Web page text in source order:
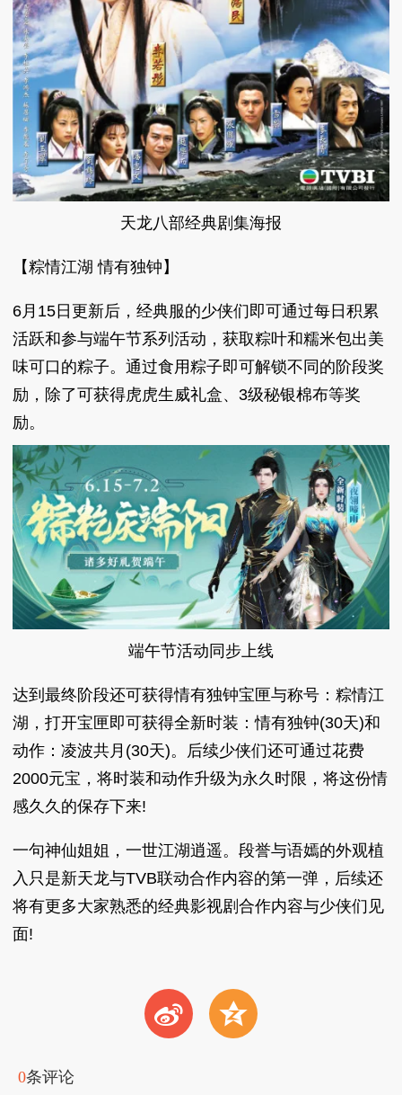
天龙八部经典剧集海报
【粽情江湖 情有独钟】
6月15日更新后，经典服的少侠们即可通过每日积累
活跃和参与端午节系列活动，获取粽叶和糯米包出美
味可口的粽子。通过食用粽子即可解锁不同的阶段奖
励，除了可获得虎虎生威礼盒、3级秘银棉布等奖
励。
端午节活动同步上线
达到最终阶段还可获得情有独钟宝匣与称号：粽情江
湖，打开宝匣即可获得全新时装：情有独钟(30天)和
动作：凌波共月(30天)。后续少侠们还可通过花费
2000元宝，将时装和动作升级为永久时限，将这份情
感久久的保存下来!
一句神仙姐姐，一世江湖逍遥。段誉与语嫣的外观植
入只是新天龙与TVB联动合作内容的第一弹，后续还
将有更多大家熟悉的经典影视剧合作内容与少侠们见
面!
t z
0条评论